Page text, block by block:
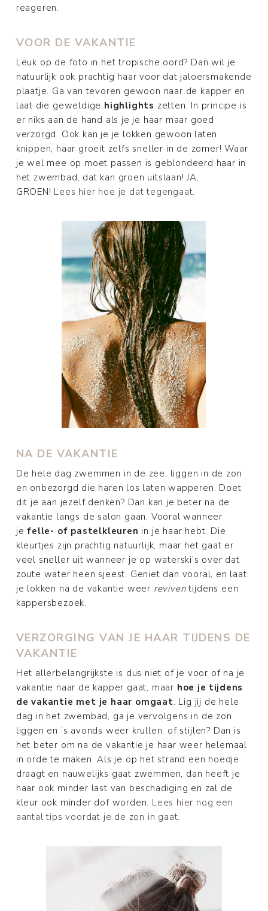
reageren.
VOOR DE VAKANTIE
Leuk op de foto in het tropische oord? Dan wil je
natuurlijk ook prachtig haar voor dat jaloersmakende
plaatje. Ga van tevoren gewoon naar de kapper en
laat die geweldige highlights zetten. In principe is
er niks aan de hand als je je haar maar goed
verzorgd. Ook kan je je lokken gewoon laten
knippen, haar groeit zelfs sneller in de zomer! Waar
je wel mee op moet passen is geblondeerd haar in
het zwembad, dat kan groen uitslaan! JA,
GROEN! Lees hier hoe je dat tegengaat.
NA DE VAKANTIE
De hele dag zwemmen in de zee, liggen in de zon
en onbezorgd die haren los laten wapperen. Doet
dit je aan jezelf denken? Dan kan je beter na de
vakantie langs de salon gaan. Vooral wanneer
je felle- of pastelkleuren in je haar hebt. Die
kleurtjes zijn prachtig natuurlijk, maar het gaat er
veel sneller uit wanneer je op waterski’s over dat
zoute water heen sjeest. Geniet dan vooral, en laat
je lokken na de vakantie weer reviventijdens een
kappersbezoek.
VERZORGING VAN JE HAAR TIJDENS DE
VAKANTIE
Het allerbelangrijkste is dus niet of je voor of na je
vakantie naar de kapper gaat, maar hoe je tijdens
de vakantie met je haar omgaat. Lig jij de hele
dag in het zwembad, ga je vervolgens in de zon
liggen en ’s avonds weer krullen, of stijlen? Dan is
het beter om na de vakantie je haar weer helemaal
in orde te maken. Als je op het strand een hoedje
draagt en nauwelijks gaat zwemmen, dan heeft je
haar ook minder last van beschadiging en zal de
kleur ook minder dof worden. Lees hier nog een
aantal tips voordat je de zon in gaat.